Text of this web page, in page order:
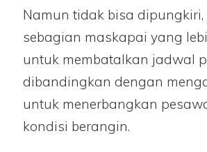
Namun tidak bisa
sebagian maskapai yang
untuk membatalkan jadwal
dibandingkan dengan
untuk menerbangkan
kondisi berangin.